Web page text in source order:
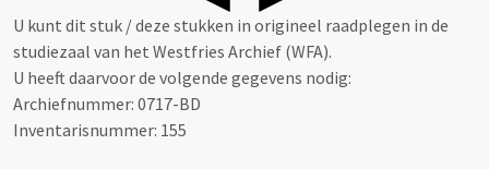
U kunt dit stuk / deze stukken in origineel raadplegen in de
studiezaal van het Westfries Archief (WFA).
U heeft daarvoor de volgende gegevens nodig:
Archiefnummer: 0717-BD
Inventarisnummer: 155